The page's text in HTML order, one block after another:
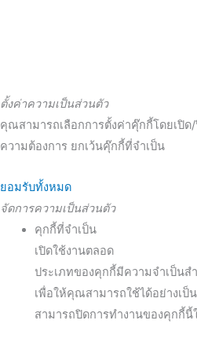
ตั้งค่าความเป็นส่วนตัว
คุณสามารถเลือกการตั้งค่าคุ๊กกี้โดยเปิด
ความต้องการ ยกเว้นคุ๊กกี้ที่จำเป็น
ยอมรับทั้งหมด
จัดการความเป็นส่วนตัว
คุกกี้ที่จำเป็น
เปิดใช้งานตลอด
ประเภทของคุกกี้มีความจำเป็นส
เพื่อให้คุณสามารถใช้ได้อย่างเ
สามารถปิดการทำงานของคุกกี้นี้